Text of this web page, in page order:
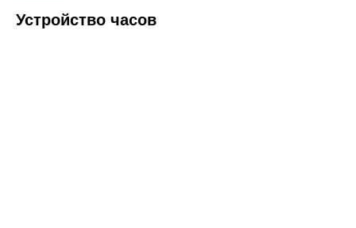
Устройство часов